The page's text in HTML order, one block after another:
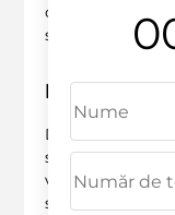
componente ale
silentblockurilor.
Realitatea:
Dacă verifici
semnificativ
viitor. La noi,
silentblockurilor